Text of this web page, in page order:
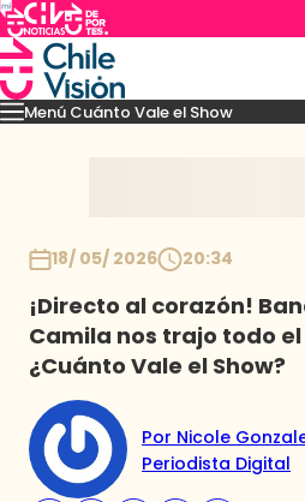
Menú Cuánto Vale el Show
Momentos Presentaciones
18/ 05/ 2026 20:34
¡Directo al corazón!
Camila nos trajo todo
¿Cuánto Vale el Show?
Por Nicole
Periodista Digital
Imperdibles